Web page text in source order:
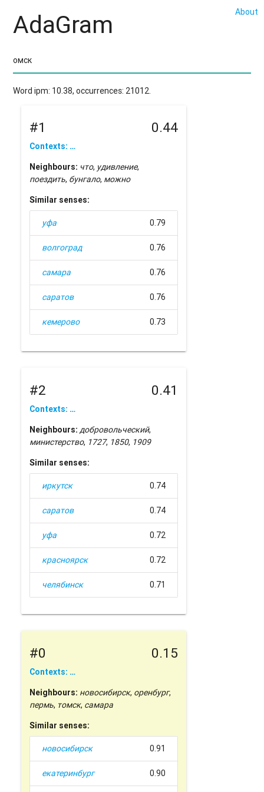
About
AdaGram
Word ipm: 10.38, occurrences: 21012.
#1 0.44
Contexts: …
Neighbours: что, удивление,
поездить, бунгало, можно
Similar senses:
уфа 0.79
волгоград 0.76
самара 0.76
саратов 0.76
кемерово 0.73
#2 0.41
Contexts: …
Neighbours: добровольческий,
министерство, 1727, 1850, 1909
Similar senses:
иркутск 0.74
саратов 0.74
уфа 0.72
красноярск 0.72
челябинск 0.71
#0 0.15
Contexts: …
Neighbours: новосибирск, оренбург,
пермь, томск, самара
Similar senses:
новосибирск 0.91
екатеринбург 0.90